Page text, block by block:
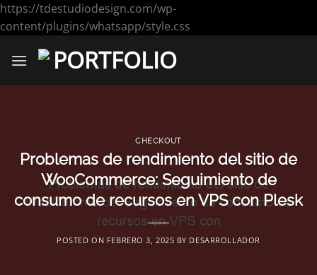
https://tdestudiodesign.com/wp-
content/plugins/whatsapp/style.css
CHECKOUT
Problemas de rendimiento del sitio de
WooCommerce: Seguimiento de
consumo de recursos en VPS con Plesk
POSTED ON FEBRERO 3, 2025 BY DESARROLLADOR